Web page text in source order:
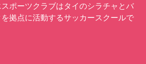
スポーツクラブはタイのシラチャとバ
を拠点に活動するサッカースクールで